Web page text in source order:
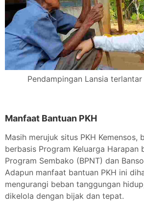
Pendampingan Lansia
Manfaat Bantuan PKH
Masih merujuk situs PKH Kemensos,
berbasis Program Keluarga Harapan
Program Sembako (BPNT) dan
Adapun manfaat bantuan PKH ini
mengurangi beban tanggungan
dikelola dengan bijak dan tepat.